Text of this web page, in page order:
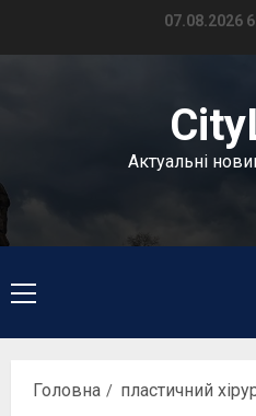
07.08.2026
Актуальні
Головне
меню
Головна пластичний